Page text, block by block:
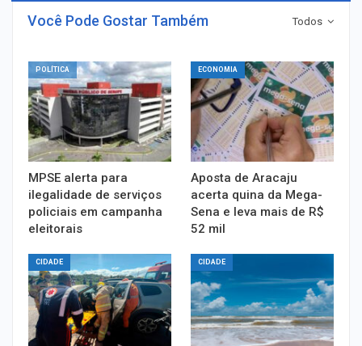
Todos
Você Pode Gostar Também
POLÍTICA
MPSE alerta para
ilegalidade de serviços
policiais em campanha
eleitorais
ECONOMIA
Aposta de Aracaju
acerta quina da Mega-
Sena e leva mais de R$
52 mil
CIDADE CIDADE